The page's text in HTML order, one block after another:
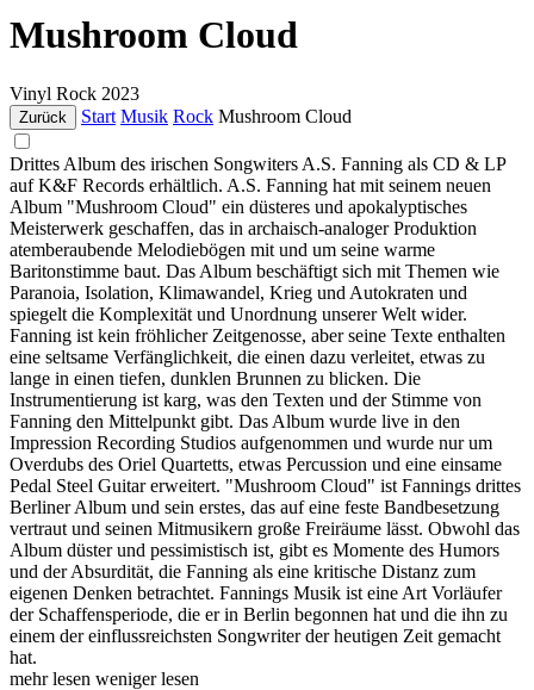
Mushroom Cloud
Vinyl Rock 2023
Zurück Start Musik Rock Mushroom Cloud
Drittes Album des irischen Songwiters A.S. Fanning als CD & LP
auf K&F Records erhältlich. A.S. Fanning hat mit seinem neuen
Album "Mushroom Cloud" ein düsteres und apokalyptisches
Meisterwerk geschaffen, das in archaisch-analoger Produktion
atemberaubende Melodiebögen mit und um seine warme
Baritonstimme baut. Das Album beschäftigt sich mit Themen wie
Paranoia, Isolation, Klimawandel, Krieg und Autokraten und
spiegelt die Komplexität und Unordnung unserer Welt wider.
Fanning ist kein fröhlicher Zeitgenosse, aber seine Texte enthalten
eine seltsame Verfänglichkeit, die einen dazu verleitet, etwas zu
lange in einen tiefen, dunklen Brunnen zu blicken. Die
Instrumentierung ist karg, was den Texten und der Stimme von
Fanning den Mittelpunkt gibt. Das Album wurde live in den
Impression Recording Studios aufgenommen und wurde nur um
Overdubs des Oriel Quartetts, etwas Percussion und eine einsame
Pedal Steel Guitar erweitert. "Mushroom Cloud" ist Fannings drittes
Berliner Album und sein erstes, das auf eine feste Bandbesetzung
vertraut und seinen Mitmusikern große Freiräume lässt. Obwohl das
Album düster und pessimistisch ist, gibt es Momente des Humors
und der Absurdität, die Fanning als eine kritische Distanz zum
eigenen Denken betrachtet. Fannings Musik ist eine Art Vorläufer
der Schaffensperiode, die er in Berlin begonnen hat und die ihn zu
einem der einflussreichsten Songwriter der heutigen Zeit gemacht
hat.
mehr lesen weniger lesen